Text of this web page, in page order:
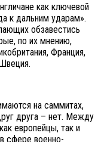
как ключевой
к дальним ударам».
обзавестись
по их мнению,
Франция,
на саммитах,
друга – нет. Между
европейцы, так и
сфере военно-